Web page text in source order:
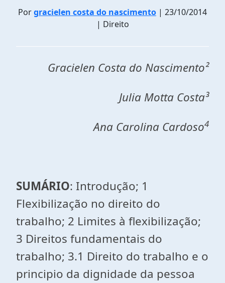
Porgracielen costa do nascimento | 23/10/2014
| Direito
Gracielen Costa do Nascimento²
Julia Motta Costa³
Ana Carolina Cardoso4
SUMÁRIO: Introdução; 1
Flexibilização no direito do
trabalho; 2 Limites à flexibilização;
3 Direitos fundamentais do
trabalho; 3.1 Direito do trabalho e o
principio da dignidade da pessoa